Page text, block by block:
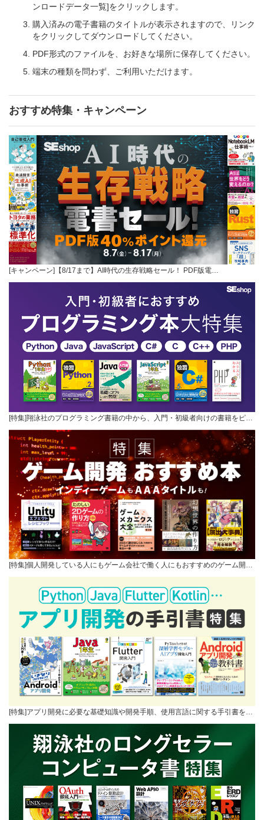
ンロードデータ一覧]をクリックします。
購入済みの電子書籍のタイトルが表示されますので、リンク
をクリックしてダウンロードしてください。
PDF形式のファイルを、お好きな場所に保存してください。
端末の種類を問わず、ご利用いただけます。
おすすめ特集・キャンペーン
[キャンペーン]【8/17まで】AI時代の生存戦略セール！ PDF版電…
[特集]翔泳社のプログラミング書籍の中から、入門・初級者向けの書籍をピ…
[特集]個人開発している人にもゲーム会社で働く人にもおすすめのゲーム開…
[特集]アプリ開発に必要な基礎知識や開発手順、使用言語に関する手引書を…